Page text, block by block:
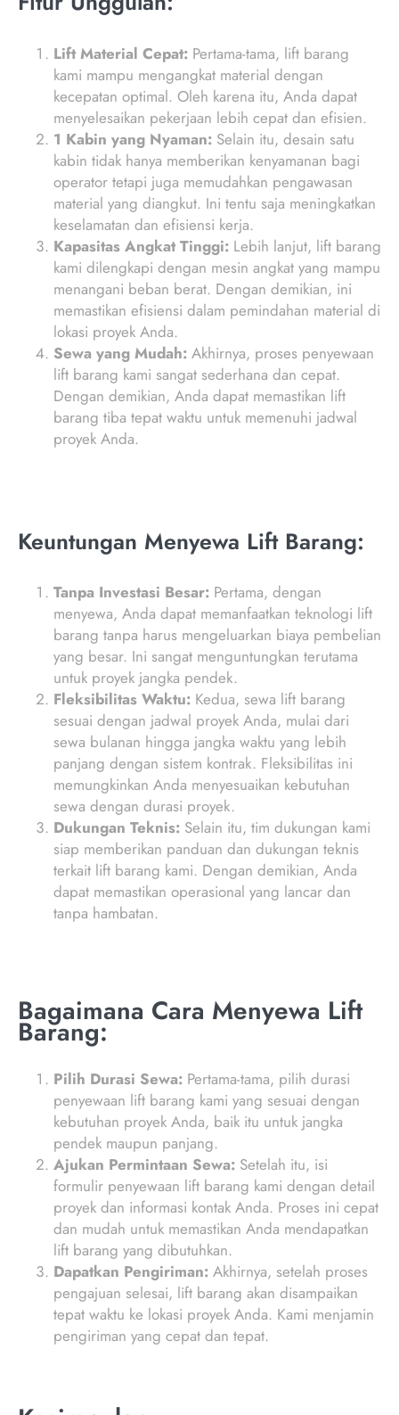
Lift Material Cepat: Pertama-tama, lift barang
kami mampu mengangkat material dengan
kecepatan optimal. Oleh karena itu, Anda dapat
menyelesaikan pekerjaan lebih cepat dan efisien.
1 Kabin yang Nyaman: Selain itu, desain satu
kabin tidak hanya memberikan kenyamanan bagi
operator tetapi juga memudahkan pengawasan
material yang diangkut. Ini tentu saja meningkatkan
keselamatan dan efisiensi kerja.
Kapasitas Angkat Tinggi: Lebih lanjut, lift barang
kami dilengkapi dengan mesin angkat yang mampu
menangani beban berat. Dengan demikian, ini
memastikan efisiensi dalam pemindahan material di
lokasi proyek Anda.
Sewa yang Mudah: Akhirnya, proses penyewaan
lift barang kami sangat sederhana dan cepat.
Dengan demikian, Anda dapat memastikan lift
barang tiba tepat waktu untuk memenuhi jadwal
proyek Anda.
Keuntungan Menyewa Lift Barang:
Tanpa Investasi Besar: Pertama, dengan
menyewa, Anda dapat memanfaatkan teknologi lift
barang tanpa harus mengeluarkan biaya pembelian
yang besar. Ini sangat menguntungkan terutama
untuk proyek jangka pendek.
Fleksibilitas Waktu: Kedua, sewa lift barang
sesuai dengan jadwal proyek Anda, mulai dari
sewa bulanan hingga jangka waktu yang lebih
panjang dengan sistem kontrak. Fleksibilitas ini
memungkinkan Anda menyesuaikan kebutuhan
sewa dengan durasi proyek.
Dukungan Teknis: Selain itu, tim dukungan kami
siap memberikan panduan dan dukungan teknis
terkait lift barang kami. Dengan demikian, Anda
dapat memastikan operasional yang lancar dan
tanpa hambatan.
Bagaimana Cara Menyewa Lift
Barang:
Pilih Durasi Sewa: Pertama-tama, pilih durasi
penyewaan lift barang kami yang sesuai dengan
kebutuhan proyek Anda, baik itu untuk jangka
pendek maupun panjang.
Ajukan Permintaan Sewa: Setelah itu, isi
formulir penyewaan lift barang kami dengan detail
proyek dan informasi kontak Anda. Proses ini cepat
dan mudah untuk memastikan Anda mendapatkan
lift barang yang dibutuhkan.
Dapatkan Pengiriman: Akhirnya, setelah proses
pengajuan selesai, lift barang akan disampaikan
tepat waktu ke lokasi proyek Anda. Kami menjamin
pengiriman yang cepat dan tepat.